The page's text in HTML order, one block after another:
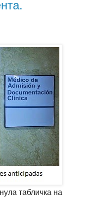
табличка на